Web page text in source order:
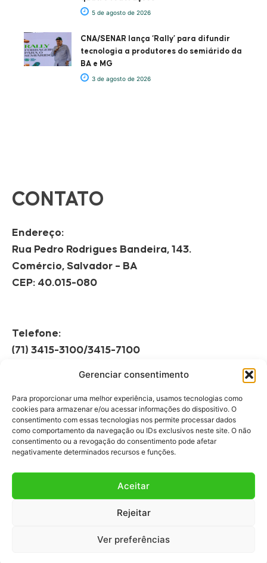
Gerenciar consentimento
Para proporcionar uma melhor experiência, usamos tecnologias como
cookies para armazenar e/ou acessar informações do dispositivo. O
consentimento com essas tecnologias nos permite processar dados
como comportamento da navegação ou IDs exclusivos neste site. O não
consentimento ou a revogação do consentimento pode afetar
negativamente determinados recursos e funções.
Aceitar
Rejeitar
Ver preferências
5 de agosto de 2026
CNA/SENAR lança ‘Rally’ para difundir
tecnologia a produtores do semiárido da
BA e MG
3 de agosto de 2026
CONTATO
Endereço:
Rua Pedro Rodrigues Bandeira, 143.
Comércio, Salvador – BA
CEP: 40.015-080
Telefone:
(71) 3415-3100/3415-7100
Horário de Funcionamento:
08h às 12h | 13h às 17h
Fale com a gente!